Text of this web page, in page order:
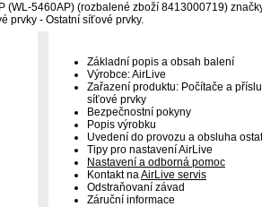
(WL-5460AP) (rozbalené zboží 8413000719)
prvky - Ostatní síťové prvky.
Základní popis a obsah balení
Výrobce: AirLive
Zařazení produktu: Počítače a
síťové prvky
Bezpečnostní pokyny
Popis výrobku
Uvedení do provozu a obsluha
Tipy pro nastavení AirLive
Nastavení a odborná pomoc
Kontakt naAirLive servis
Odstraňovaní závad
Záruční informace